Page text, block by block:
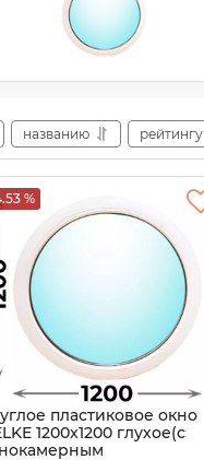
названию рейтингу
%
пластиковое окно
1200x1200 глухое(с